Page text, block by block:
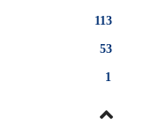
113
53
1